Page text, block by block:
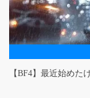
【BF4】最近始めた